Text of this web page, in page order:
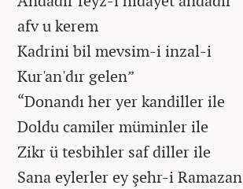
afv u kerem
Kadrini bil mevsim-i inzal-i
Kur'an'dır gelen”
“Donandı her yer kandiller ile
Doldu camiler müminler ile
Zikr ü tesbihler saf diller ile
Sana eylerler ey şehr-i Ramazan